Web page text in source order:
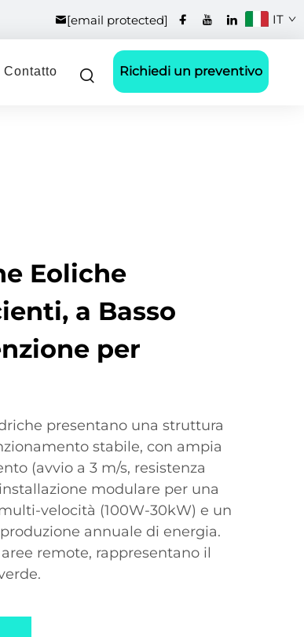
[email protected] IT
Contatto Richiedi un preventivo
Eoliche
a Basso
per
presentano una struttura
stabile, con ampia
(avvio a 3 m/s, resistenza
modulare per una
velocità (100W-30kW) e un
annuale di energia.
remote, rappresentano il